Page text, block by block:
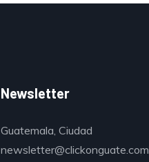
Newsletter
Guatemala, Ciudad
newsletter@clickonguate.com